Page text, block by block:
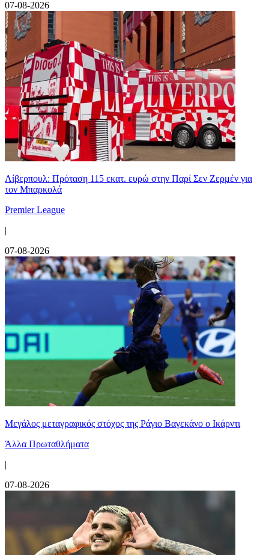
07-08-2026
Λίβερπουλ: Πρόταση 115 εκατ. ευρώ στην Παρί Σεν Ζερμέν για
τον Μπαρκολά
Premier League
|
07-08-2026
Μεγάλος μεταγραφικός στόχος της Ράγιο Βαγεκάνο ο Ικάρντι
Άλλα Πρωταθλήματα
|
07-08-2026